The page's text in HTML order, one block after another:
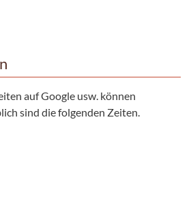
auf Google usw. können
sind die folgenden Zeiten.